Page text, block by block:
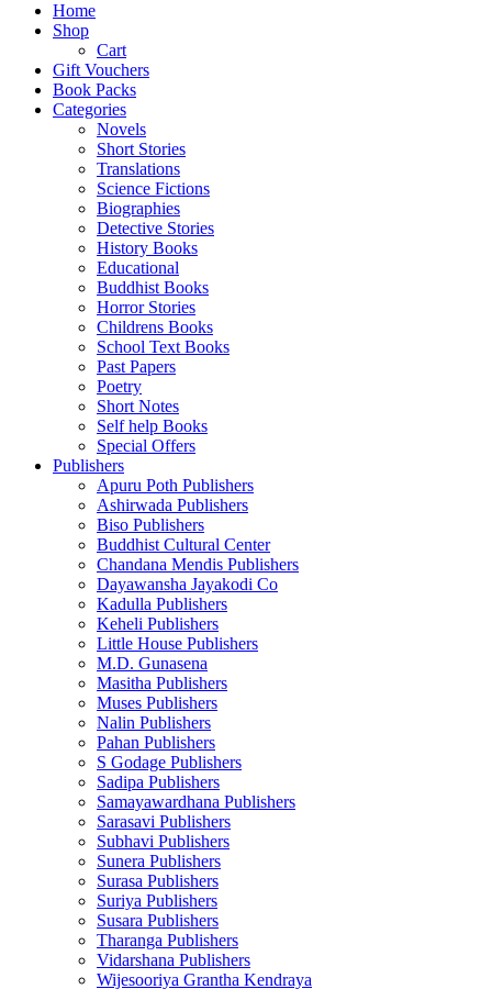
Home
Shop
Cart
Gift Vouchers
Book Packs
Categories
Novels
Short Stories
Translations
Science Fictions
Biographies
Detective Stories
History Books
Educational
Buddhist Books
Horror Stories
Childrens Books
School Text Books
Past Papers
Poetry
Short Notes
Self help Books
Special Offers
Publishers
Apuru Poth Publishers
Ashirwada Publishers
Biso Publishers
Buddhist Cultural Center
Chandana Mendis Publishers
Dayawansha Jayakodi Co
Kadulla Publishers
Keheli Publishers
Little House Publishers
M.D. Gunasena
Masitha Publishers
Muses Publishers
Nalin Publishers
Pahan Publishers
S Godage Publishers
Sadipa Publishers
Samayawardhana Publishers
Sarasavi Publishers
Subhavi Publishers
Sunera Publishers
Surasa Publishers
Suriya Publishers
Susara Publishers
Tharanga Publishers
Vidarshana Publishers
Wijesooriya Grantha Kendraya